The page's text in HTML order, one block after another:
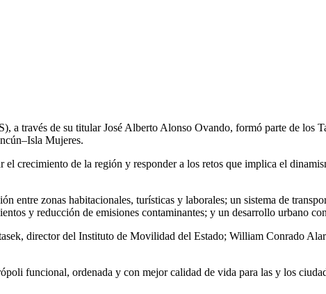
a través de su titular José Alberto Alonso Ovando, formó parte de los
Mujeres.
el crecimiento de la región y responder a los retos que implica el
entre zonas habitacionales, turísticas y laborales; un sistema de
y reducción de emisiones contaminantes; y un desarrollo urbano
director del Instituto de Movilidad del Estado; William Conrado
funcional, ordenada y con mejor calidad de vida para las y los